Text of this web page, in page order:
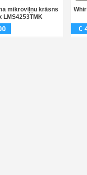
mikroviļņu krāsns
LMS4253TMK
€